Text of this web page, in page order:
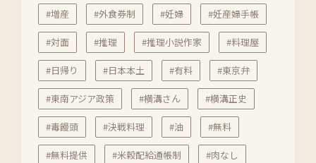
#増産 #外食券制 #妊婦 #妊産婦手帳
#対面 #推理 #推理小説作家 #料理屋
#日帰り #日本本土 #有料 #東京弁
#東南アジア政策 #横溝さん #横溝正史
#毒饅頭 #決戦料理 #油 #無料
#無料提供 #米穀配給通帳制 #肉なし